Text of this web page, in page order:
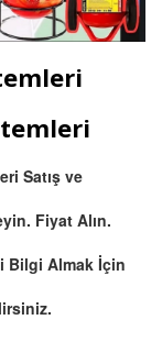
Satış ve
Fiyat Alın.
Bilgi Almak İçin